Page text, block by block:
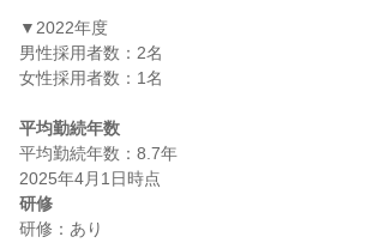
▼2022年度
男性採用者数：2名
女性採用者数：1名
平均勤続年数
平均勤続年数：8.7年
研修
研修：あり